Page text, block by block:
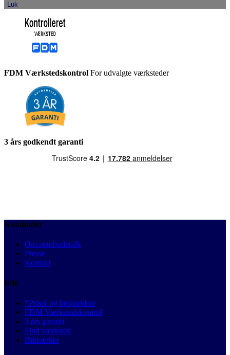
Luk
FDM Værkstedskontrol For udvalgte værksteder
3 års godkendt garanti
Autobutler
Om autobutler.dk
Presse
Kontakt
Info
*Priser og besparelser
FDM Værkstedskontrol
3 års garanti
Find værksted
Bilmærker